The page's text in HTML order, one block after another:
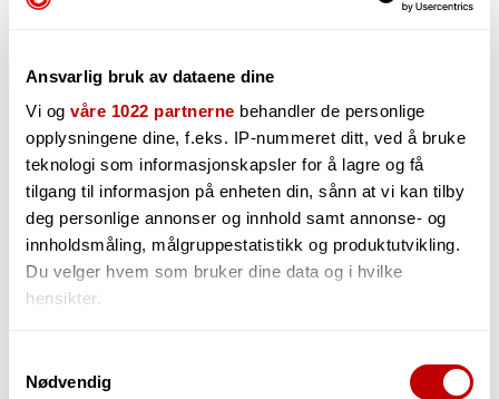
Ansvarlig bruk av dataene dine
Vi og våre 1022 partnerne behandler de personlige
opplysningene dine, f.eks. IP-nummeret ditt, ved å bruke
teknologi som informasjonskapsler for å lagre og få
tilgang til informasjon på enheten din, sånn at vi kan tilby
deg personlige annonser og innhold samt annonse- og
innholdsmåling, målgruppestatistikk og produktutvikling.
Du velger hvem som bruker dine data og i hvilke
hensikter.
Innhente informasjon om den geografiske
Nødvendig
3 899,-